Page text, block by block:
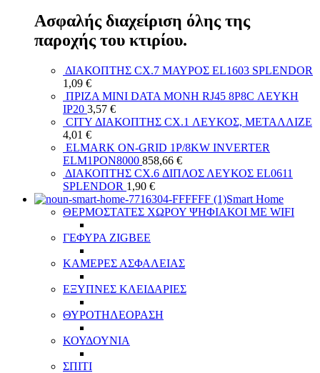
Ασφαλής διαχείριση όλης της
παροχής του κτιρίου.
ΔΙΑΚΟΠΤΗΣ СХ.7 ΜΑΥΡΟΣ EL1603 SPLENDOR
1,09 €
ΠΡΙΖΑ ΜΙΝΙ DATA ΜΟΝΗ RJ45 8P8C ΛΕΥΚΗ
IP20 3,57 €
CITY ΔΙΑΚΟΠΤΗΣ СХ.1 ΛΕΥΚΟΣ, ΜΕΤΑΛΛΙΖΕ
4,01 €
ELMARK ON-GRID 1P/8KW INVERTER
ELM1PON8000 858,66 €
ΔΙΑΚΟΠΤΗΣ СХ.6 ΔΙΠΛΟΣ ΛΕΥΚΟΣ EL0611
SPLENDOR 1,90 €
Smart Home
ΘΕΡΜΟΣΤΑΤΕΣ ΧΩΡΟΥ ΨΗΦΙΑΚΟΙ ΜΕ WIFI
ΓΕΦΥΡΑ ZIGBEE
ΚΑΜΕΡΕΣ ΑΣΦΑΛΕΙΑΣ
ΕΞΥΠΝΕΣ ΚΛΕΙΔΑΡΙΕΣ
ΘΥΡΟΤΗΛΕΟΡΑΣΗ
ΚΟΥΔΟΥΝΙΑ
ΣΠΙΤΙ